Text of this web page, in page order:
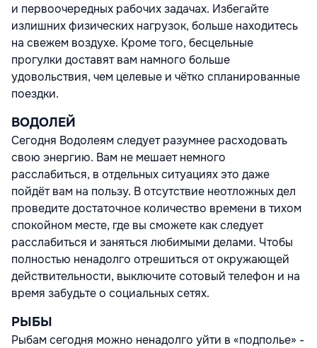
и первоочередных рабочих задачах. Избегайте
излишних физических нагрузок, больше находитесь
на свежем воздухе. Кроме того, бесцельные
прогулки доставят вам намного больше
удовольствия, чем целевые и чётко спланированные
поездки.
ВОДОЛЕЙ
Сегодня Водолеям следует разумнее расходовать
свою энергию. Вам не мешает немного
расслабиться, в отдельных ситуациях это даже
пойдёт вам на пользу. В отсутствие неотложных дел
проведите достаточное количество времени в тихом
спокойном месте, где вы сможете как следует
расслабиться и заняться любимыми делами. Чтобы
полностью ненадолго отрешиться от окружающей
действительности, выключите сотовый телефон и на
время забудьте о социальных сетях.
РЫБЫ
Рыбам сегодня можно ненадолго уйти в «подполье» -